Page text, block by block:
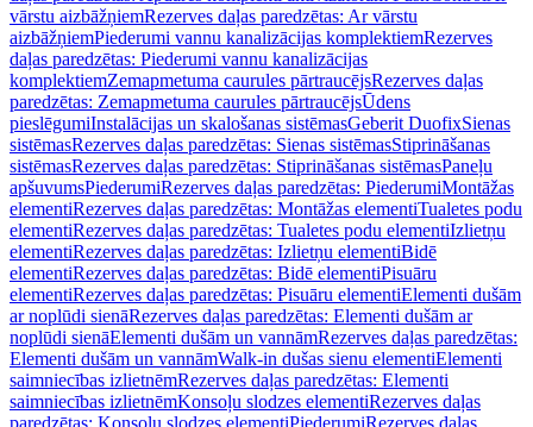
vārstu aizbāžņiemRezerves daļas paredzētas: Ar vārstu
aizbāžņiemPiederumi vannu kanalizācijas komplektiemRezerves
daļas paredzētas: Piederumi vannu kanalizācijas
komplektiemZemapmetuma caurules pārtraucējsRezerves daļas
paredzētas: Zemapmetuma caurules pārtraucējsŪdens
pieslēgumiInstalācijas un skalošanas sistēmasGeberit DuofixSienas
sistēmasRezerves daļas paredzētas: Sienas sistēmasStiprināšanas
sistēmasRezerves daļas paredzētas: Stiprināšanas sistēmasPaneļu
apšuvumsPiederumiRezerves daļas paredzētas: PiederumiMontāžas
elementiRezerves daļas paredzētas: Montāžas elementiTualetes podu
elementiRezerves daļas paredzētas: Tualetes podu elementiIzlietņu
elementiRezerves daļas paredzētas: Izlietņu elementiBidē
elementiRezerves daļas paredzētas: Bidē elementiPisuāru
elementiRezerves daļas paredzētas: Pisuāru elementiElementi dušām
ar noplūdi sienāRezerves daļas paredzētas: Elementi dušām ar
noplūdi sienāElementi dušām un vannāmRezerves daļas paredzētas:
Elementi dušām un vannāmWalk-in dušas sienu elementiElementi
saimniecības izlietnēmRezerves daļas paredzētas: Elementi
saimniecības izlietnēmKonsoļu slodzes elementiRezerves daļas
paredzētas: Konsoļu slodzes elementiPiederumiRezerves daļas